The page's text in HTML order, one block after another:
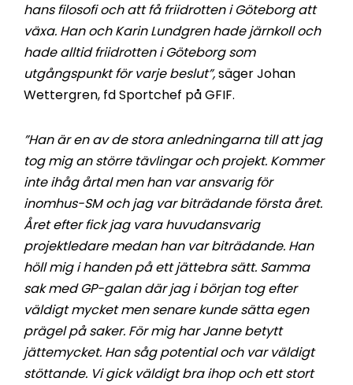
hans filosofi och att få friidrotten i Göteborg att
växa. Han och Karin Lundgren hade järnkoll och
hade alltid friidrotten i Göteborg som
utgångspunkt för varje beslut”,säger Johan
Wettergren, fd Sportchef på GFIF.
”Han är en av de stora anledningarna till att jag
tog mig an större tävlingar och projekt. Kommer
inte ihåg årtal men han var ansvarig för
inomhus-SM och jag var biträdande första året.
Året efter fick jag vara huvudansvarig
projektledare medan han var biträdande. Han
höll mig i handen på ett jättebra sätt. Samma
sak med GP-galan där jag i början tog efter
väldigt mycket men senare kunde sätta egen
prägel på saker. För mig har Janne betytt
jättemycket. Han såg potential och var väldigt
stöttande. Vi gick väldigt bra ihop och ett stort